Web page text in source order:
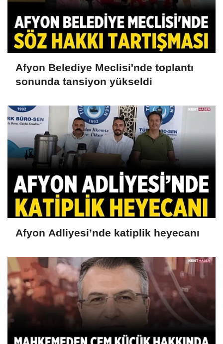
Afyon Belediye Meclisi'nde toplantı
sonunda tansiyon yükseldi
Afyon Adliyesi’nde katiplik heyecanı